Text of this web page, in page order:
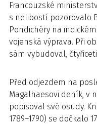
Francouzské
s nelibostí pozorovalo
Pondichéry na
vojenská výprava. Při
sám vybudoval,
Před odjezdem na
Magalhaesovi deník, v
popisoval své osudy.
1789–1790) se dočkalo